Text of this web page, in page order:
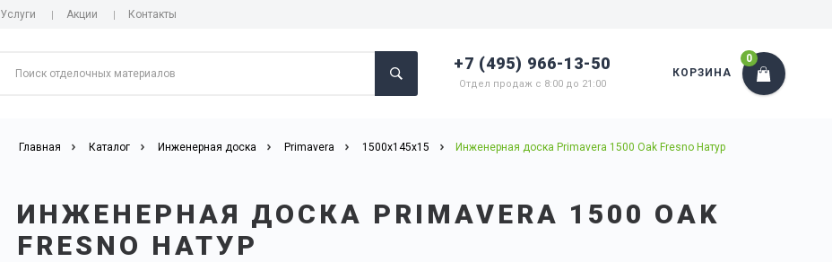
Услуги Акции Контакты
+7 (495) 966-13-50
Отдел продаж с 8:00 до 21:00
КОРЗИНА
0
Главная Каталог Инженерная доска Primavera 1500х145х15 Инженерная доска Primavera 1500 Oak Fresno Натур
ИНЖЕНЕРНАЯ ДОСКА PRIMAVERA 1500 OAK
FRESNO НАТУР